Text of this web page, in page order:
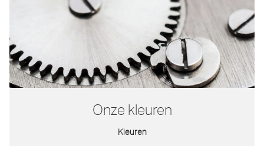
Onze kleuren
Kleuren